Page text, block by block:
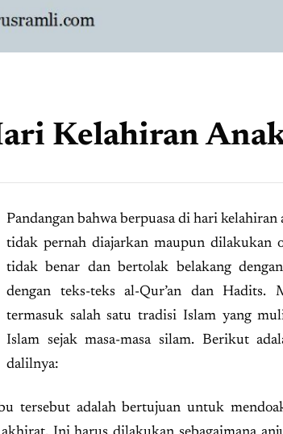
Kelahiran
Pandangan bahwa berpuasa di hari kelahiran
tidak pernah diajarkan maupun dilakukan
tidak benar dan bertolak belakang
dengan teks-teks al-Qur’an dan Hadits.
termasuk salah satu tradisi Islam yang
Islam sejak masa-masa silam. Berikut
dalilnya:
tersebut adalah bertujuan untuk